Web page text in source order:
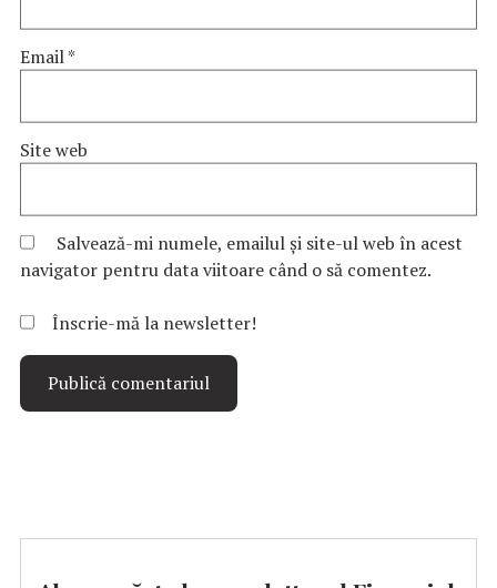
Email*
Site web
Salvează-mi numele, emailul și site-ul web în acest
navigator pentru data viitoare când o să comentez.
Înscrie-mă la newsletter!